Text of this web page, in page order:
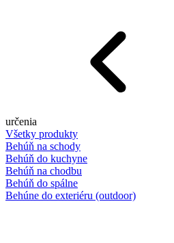
určenia
Všetky produkty
Behúň na schody
Behúň do kuchyne
Behúň na chodbu
Behúň do spálne
Behúne do exteriéru (outdoor)